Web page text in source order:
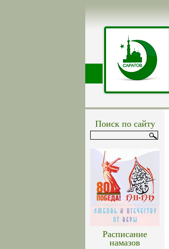
Поиск по сайту
Расписание
намазов